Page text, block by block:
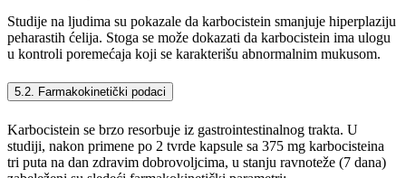
Studije na ljudima su pokazale da karbocistein smanjuje hiperplaziju
peharastih ćelija. Stoga se može dokazati da karbocistein ima ulogu
u kontroli poremećaja koji se karakterišu abnormalnim mukusom.
5.2. Farmakokinetički podaci
Karbocistein se brzo resorbuje iz gastrointestinalnog trakta. U
studiji, nakon primene po 2 tvrde kapsule sa 375 mg karbocisteina
tri puta na dan zdravim dobrovoljcima, u stanju ravnoteže (7 dana)